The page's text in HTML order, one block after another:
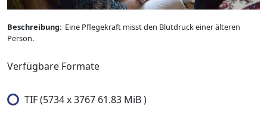
Beschreibung: Eine Pflegekraft misst den Blutdruck einer älteren
Person.
Verfügbare Formate
TIF (5734 x 3767 61.83 MiB )